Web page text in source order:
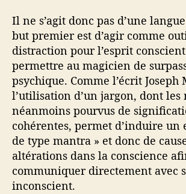
i
c
k
Il ne s’agit donc pas d’une
but premier est d’agir comme
distraction pour l’esprit
permettre au magicien de
psychique. Comme l’écrit Joseph
l’utilisation d’un jargon, dont les
néanmoins pourvus de
cohérentes, permet d’induire
de type mantra » et donc de
altérations dans la conscience
communiquer directement avec
inconscient.